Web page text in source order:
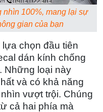
nhìn 100%, mang lại sự
gian của bạn
chọn đầu tiên
dán kính chống
Những loại này
và có khả năng
vượt trội. Chúng
cả hai phía mà